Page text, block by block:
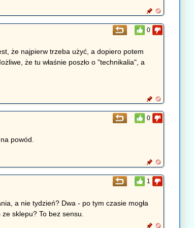
0
że najpierw trzeba użyć, a dopiero potem
że tu właśnie poszło o "technikalia", a
0
powód.
1
a nie tydzień? Dwa - po tym czasie mogła
sklepu? To bez sensu.